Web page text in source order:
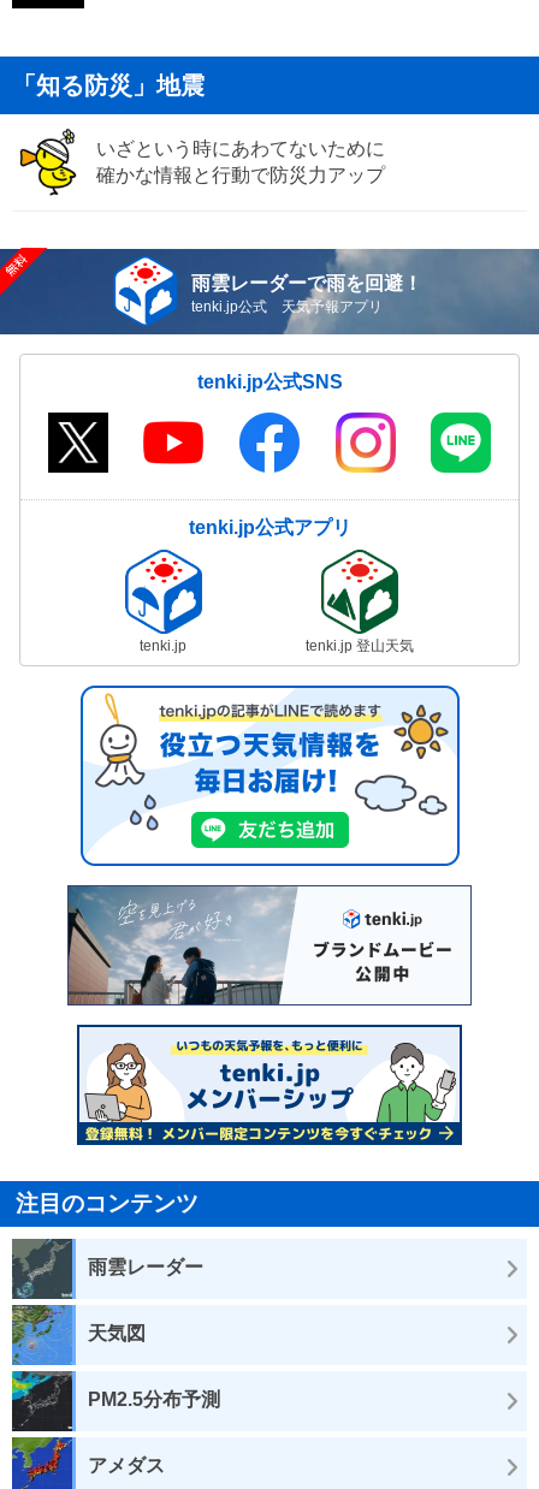
「知る防災」地震
いざという時にあわてないために
確かな情報と行動で防災力アップ
雨雲レーダーで雨を回避！
tenki.jp公式 天気予報アプリ
tenki.jp公式SNS
tenki.jp公式アプリ
tenki.jp tenki.jp 登山天気
注目のコンテンツ
雨雲レーダー
天気図
PM2.5分布予測
アメダス